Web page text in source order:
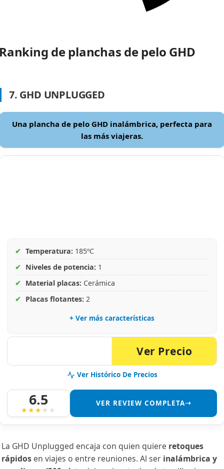
de planchas de pelo GHD
7. GHD UNPLUGGED
Una plancha de pelo GHD inalámbrica, perfecta para
las más viajeras.
✔ Temperatura: 185ºC
✔ Niveles de potencia: 1
✔ Material placas: Cerámica
✔ Placas flotantes: 2
+ Ver más características
Ver Precio
Ver Histórico De Precios
6.5 VER REVIEW COMPLETA➝
La GHD Unplugged encaja con quien quiere retoques
rápidos en viajes o entre reuniones. Al ser inalámbrica y